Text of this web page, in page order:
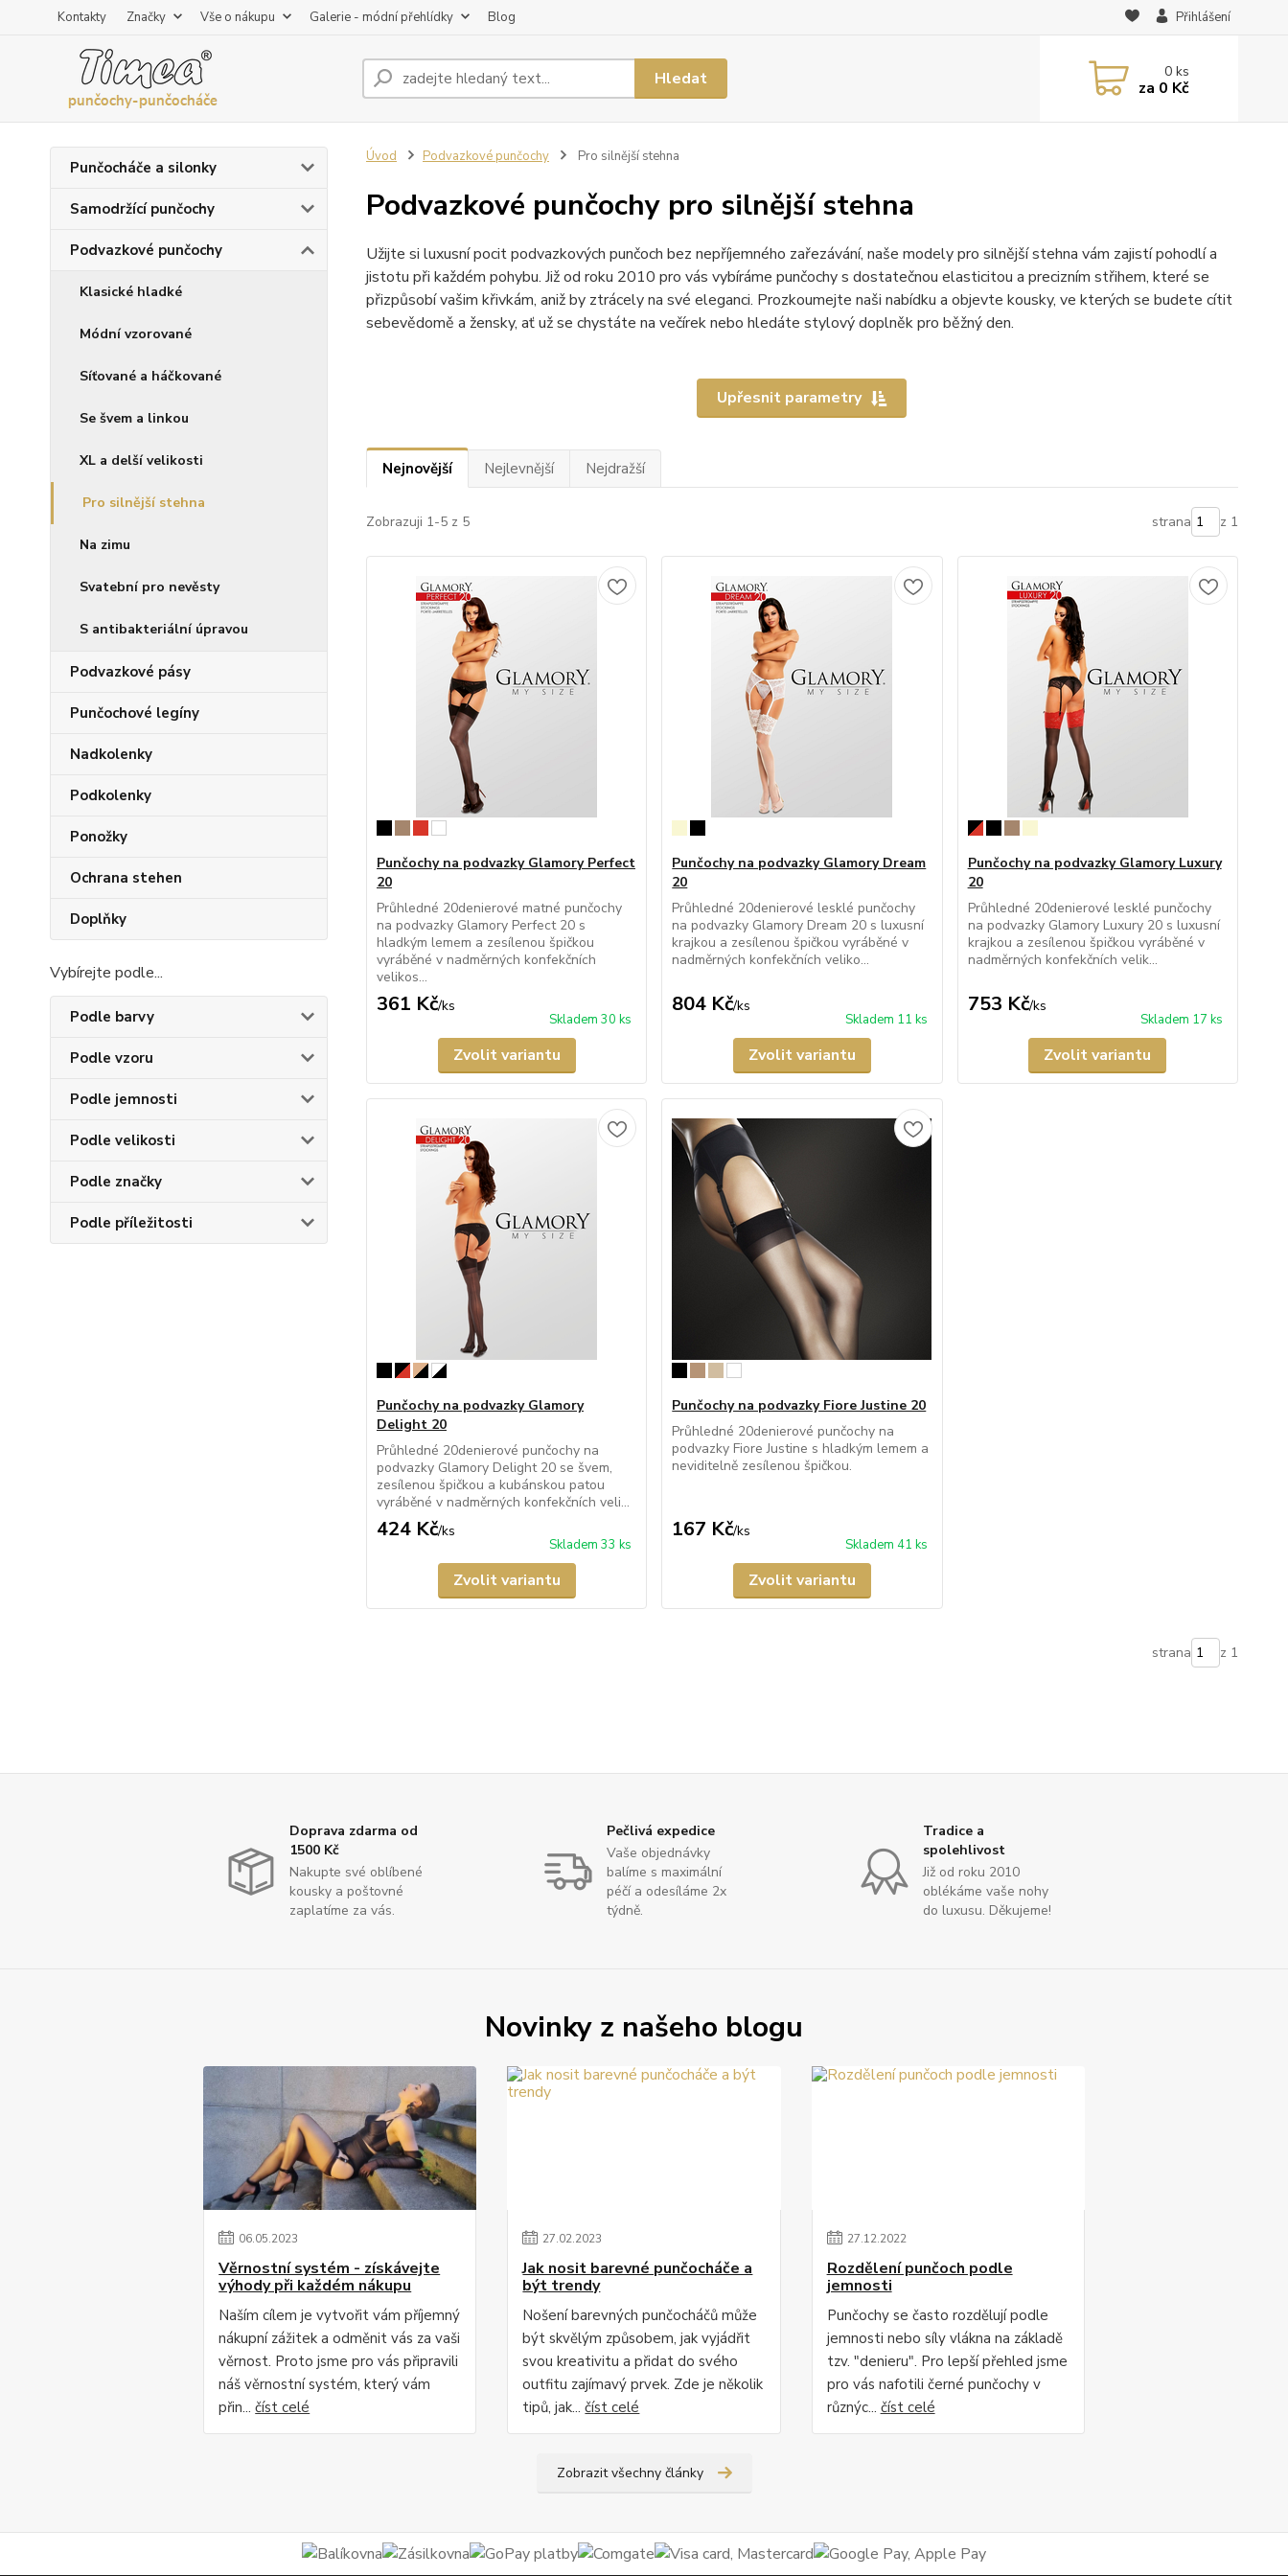
Kontakty Značky Vše o nákupu Galerie - módní přehlídky Blog Přihlášení
Hledat 0ks
za 0 Kč
Punčocháče a silonky
Samodržící punčochy
Podvazkové punčochy
Klasické hladké
Módní vzorované
Síťované a háčkované
Se švem a linkou
XL a delší velikosti
Pro silnější stehna
Na zimu
Svatební pro nevěsty
S antibakteriální úpravou
Podvazkové pásy
Punčochové legíny
Nadkolenky
Podkolenky
Ponožky
Ochrana stehen
Doplňky
Vybírejte podle...
Podle barvy
Podle vzoru
Podle jemnosti
Podle velikosti
Podle značky
Podle příležitosti
Úvod Podvazkové punčochy Pro silnější stehna
Podvazkové punčochy pro silnější stehna
Užijte si luxusní pocit podvazkových punčoch bez nepříjemného zařezávání, naše modely pro silnější stehna vám zajistí pohodlí a
jistotu při každém pohybu. Již od roku 2010 pro vás vybíráme punčochy s dostatečnou elasticitou a precizním střihem, které se
přizpůsobí vašim křivkám, aniž by ztrácely na své eleganci. Prozkoumejte naši nabídku a objevte kousky, ve kterých se budete cítit
sebevědomě a žensky, ať už se chystáte na večírek nebo hledáte stylový doplněk pro běžný den.
Upřesnit parametry
Nejnovější Nejlevnější Nejdražší
Zobrazuji 1-5 z 5 strana z 1
Punčochy na podvazky Glamory Perfect
20
Průhledné 20denierové matné punčochy
na podvazky Glamory Perfect 20 s
hladkým lemem a zesílenou špičkou
vyráběné v nadměrných konfekčních
velikos...
361 Kč/ks
Skladem 30 ks
Zvolit variantu
Punčochy na podvazky Glamory Dream
20
Průhledné 20denierové lesklé punčochy
na podvazky Glamory Dream 20 s luxusní
krajkou a zesílenou špičkou vyráběné v
nadměrných konfekčních veliko...
804 Kč/ks
Skladem 11 ks
Zvolit variantu
Punčochy na podvazky Glamory Luxury
20
Průhledné 20denierové lesklé punčochy
na podvazky Glamory Luxury 20 s luxusní
krajkou a zesílenou špičkou vyráběné v
nadměrných konfekčních velik...
753 Kč/ks
Skladem 17 ks
Zvolit variantu
Punčochy na podvazky Glamory
Delight 20
Průhledné 20denierové punčochy na
podvazky Glamory Delight 20 se švem,
zesílenou špičkou a kubánskou patou
vyráběné v nadměrných konfekčních veli...
424 Kč/ks
Skladem 33 ks
Zvolit variantu
Punčochy na podvazky Fiore Justine 20
Průhledné 20denierové punčochy na
podvazky Fiore Justine s hladkým lemem a
neviditelně zesílenou špičkou.
167 Kč/ks
Skladem 41 ks
Zvolit variantu
strana z 1
Doprava zdarma od
1500 Kč
Nakupte své oblíbené
kousky a poštovné
zaplatíme za vás.
Pečlivá expedice
Vaše objednávky
balíme s maximální
péčí a odesíláme 2x
týdně.
Tradice a
spolehlivost
Již od roku 2010
oblékáme vaše nohy
do luxusu. Děkujeme!
Novinky z našeho blogu
06.05.2023
Věrnostní systém - získávejte
výhody při každém nákupu
Naším cílem je vytvořit vám příjemný
nákupní zážitek a odměnit vás za vaši
věrnost. Proto jsme pro vás připravili
náš věrnostní systém, který vám
přin...číst celé
27.02.2023
Jak nosit barevné punčocháče a
být trendy
Nošení barevných punčocháčů může
být skvělým způsobem, jak vyjádřit
svou kreativitu a přidat do svého
outfitu zajímavý prvek. Zde je několik
tipů, jak...číst celé
27.12.2022
Rozdělení punčoch podle
jemnosti
Punčochy se často rozdělují podle
jemnosti nebo síly vlákna na základě
tzv. "denieru". Pro lepší přehled jsme
pro vás nafotili černé punčochy v
různýc... číst celé
Zobrazit všechny články